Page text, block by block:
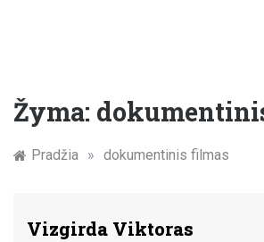
Žyma:
Pradžia » dokumentinis filmas
Vizgirda Viktoras